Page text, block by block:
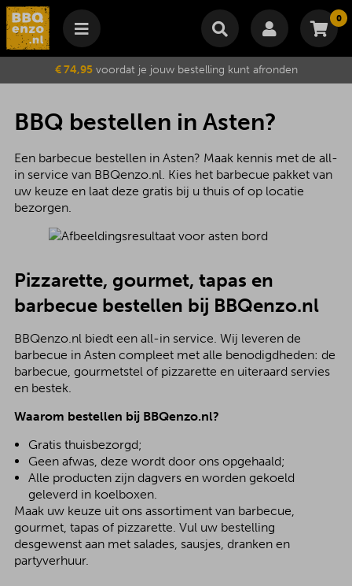
0
Winkelmand
Je winkelwagen is momenteel leeg.
Subtotaal €
Wijzig winkelmand Bestellen
€ 74,95voordat je jouw bestelling kunt afronden
BBQ bestellen in Asten?
Een barbecue bestellen in Asten? Maak kennis met de all-
in service van BBQenzo.nl. Kies het barbecue pakket van
uw keuze en laat deze gratis bij u thuis of op locatie
bezorgen.
Pizzarette, gourmet, tapas en
barbecue bestellen bij BBQenzo.nl
BBQenzo.nl biedt een all-in service. Wij leveren de
barbecue in Asten compleet met alle benodigdheden: de
barbecue, gourmetstel of pizzarette en uiteraard servies
en bestek.
Waarom bestellen bij BBQenzo.nl?
Gratis thuisbezorgd;
Geen afwas, deze wordt door ons opgehaald;
Alle producten zijn dagvers en worden gekoeld
geleverd in koelboxen.
Maak uw keuze uit ons assortiment van barbecue,
gourmet, tapas of pizzarette. Vul uw bestelling
desgewenst aan met salades, sausjes, dranken en
partyverhuur.